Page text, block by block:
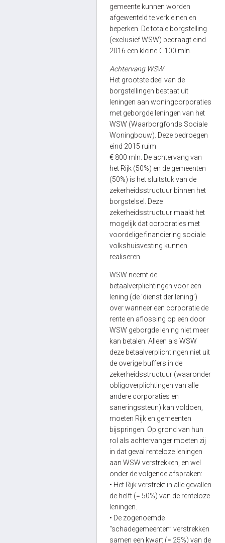
gemeente kunnen worden
afgewenteld te verkleinen en
beperken. De totale borgstelling
(exclusief WSW) bedraagt eind
2016 een kleine € 100 mln.
Achtervang WSW
Het grootste deel van de
borgstellingen bestaat uit
leningen aan woningcorporaties
met geborgde leningen van het
WSW (Waarborgfonds Sociale
Woningbouw). Deze bedroegen
eind 2015 ruim
€ 800 mln. De achtervang van
het Rijk (50%) en de gemeenten
(50%) is het sluitstuk van de
zekerheidsstructuur binnen het
borgstelsel. Deze
zekerheidsstructuur maakt het
mogelijk dat corporaties met
voordelige financiering sociale
volkshuisvesting kunnen
realiseren.
WSW neemt de
betaalverplichtingen voor een
lening (de ‘dienst der lening’)
over wanneer een corporatie de
rente en aflossing op een door
WSW geborgde lening niet meer
kan betalen. Alleen als WSW
deze betaalverplichtingen niet uit
de overige buffers in de
zekerheidsstructuur (waaronder
obligoverplichtingen van alle
andere corporaties en
saneringssteun) kan voldoen,
moeten Rijk en gemeenten
bijspringen. Op grond van hun
rol als achtervanger moeten zij
in dat geval renteloze leningen
aan WSW verstrekken, en wel
onder de volgende afspraken:
• Het Rijk verstrekt in alle gevallen
de helft (= 50%) van de renteloze
leningen.
• De zogenoemde
“schadegemeenten” verstrekken
samen een kwart (= 25%) van de